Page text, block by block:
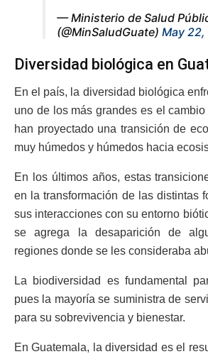
— Ministerio de Salud
(@MinSaludGuate) May
Diversidad biológica en
En el país, la diversidad biológica
uno de los más grandes es el
han proyectado una transición de
muy húmedos y húmedos hacia
En los últimos años, estas
en la transformación de las distintas
sus interacciones con su entorno
se agrega la desaparición de
regiones donde se les consideraba
La biodiversidad es fundamental
pues la mayoría se suministra de
para su sobrevivencia y bienestar.
En Guatemala, la diversidad es el